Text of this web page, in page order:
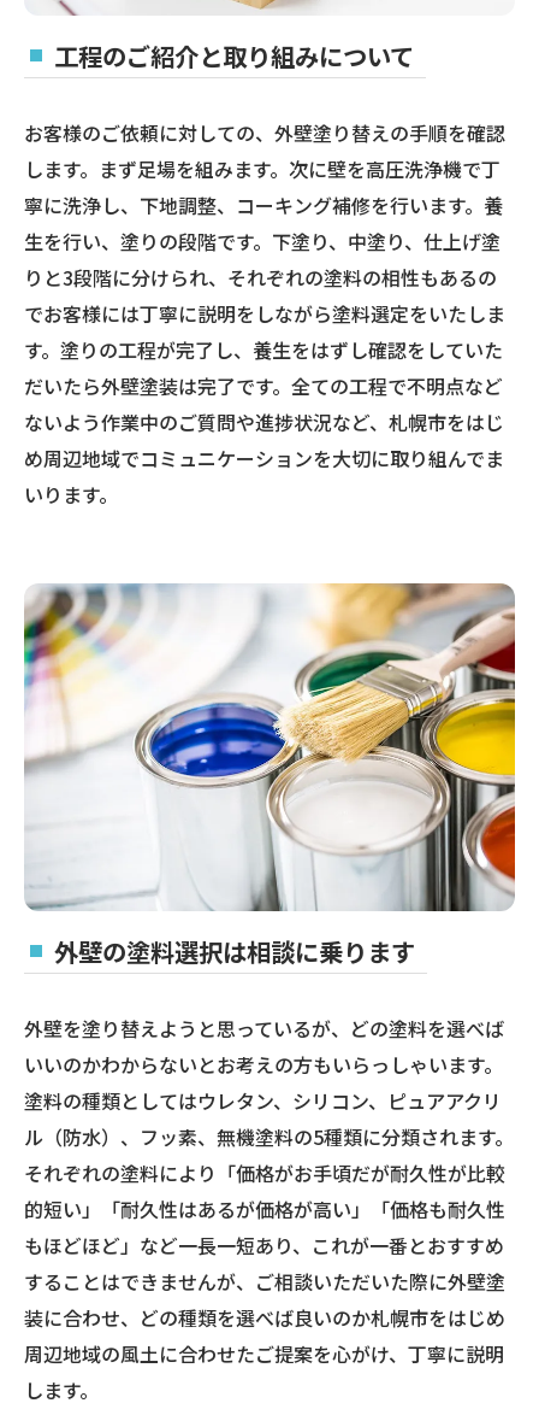
工程のご紹介と取り組みについて
お客様のご依頼に対しての、外壁塗り替えの手順を確認
します。まず足場を組みます。次に壁を高圧洗浄機で丁
寧に洗浄し、下地調整、コーキング補修を行います。養
生を行い、塗りの段階です。下塗り、中塗り、仕上げ塗
りと3段階に分けられ、それぞれの塗料の相性もあるの
でお客様には丁寧に説明をしながら塗料選定をいたしま
す。塗りの工程が完了し、養生をはずし確認をしていた
だいたら外壁塗装は完了です。全ての工程で不明点など
ないよう作業中のご質問や進捗状況など、札幌市をはじ
め周辺地域でコミュニケーションを大切に取り組んでま
いります。
外壁の塗料選択は相談に乗ります
外壁を塗り替えようと思っているが、どの塗料を選べば
いいのかわからないとお考えの方もいらっしゃいます。
塗料の種類としてはウレタン、シリコン、ピュアアクリ
ル（防水）、フッ素、無機塗料の5種類に分類されます。
それぞれの塗料により「価格がお手頃だが耐久性が比較
的短い」「耐久性はあるが価格が高い」「価格も耐久性
もほどほど」など一長一短あり、これが一番とおすすめ
することはできませんが、ご相談いただいた際に外壁塗
装に合わせ、どの種類を選べば良いのか札幌市をはじめ
周辺地域の風土に合わせたご提案を心がけ、丁寧に説明
します。